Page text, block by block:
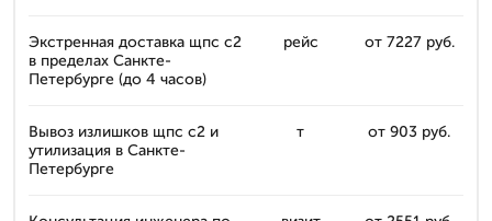
Экстренная доставка щпс с2
в пределах Санкте-
Петербурге (до 4 часов)
рейс от 7227 руб.
Вывоз излишков щпс с2 и
утилизация в Санкте-
Петербурге
т от 903 руб.